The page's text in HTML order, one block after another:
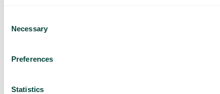
Selection
Necessary
Preferences
Statistics